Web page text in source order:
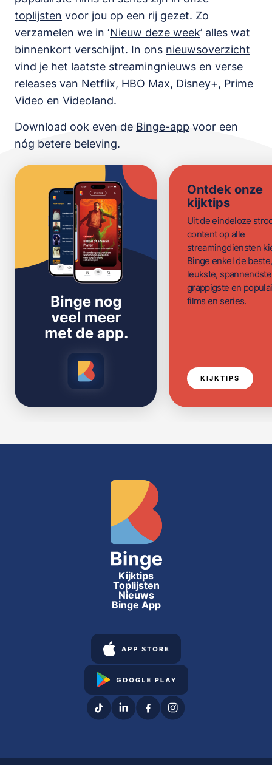
toplijsten voor jou op een rij gezet. Zo
verzamelen we in ‘Nieuw deze week’ alles wat
binnenkort verschijnt. In ons nieuwsoverzicht
vind je het laatste streamingnieuws en verse
releases van Netflix, HBO Max, Disney+, Prime
Video en Videoland.
Download ook even de Binge-app voor een
nóg betere beleving.
Ontdek onze
kijktips
Uit de eindeloze
content op alle
streamingdiensten
Binge enkel de beste,
leukste,
grappigste en
films en series.
KIJKTIPS
Kijktips
Toplijsten
Nieuws
Binge App